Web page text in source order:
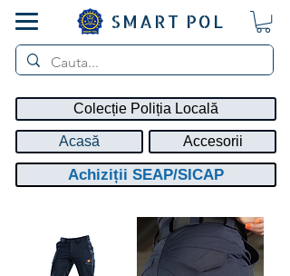
SMART POL
Colecție Poliția Locală
Acasă Accesorii
Achiziții SEAP/SICAP